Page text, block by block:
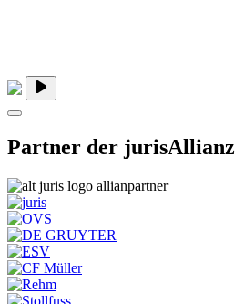
Partner der jurisAllianz